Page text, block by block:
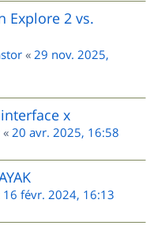
Explore 2 vs.
« 29 nov. 2025,
x
« 20 avr. 2025, 16:58
16 févr. 2024, 16:13